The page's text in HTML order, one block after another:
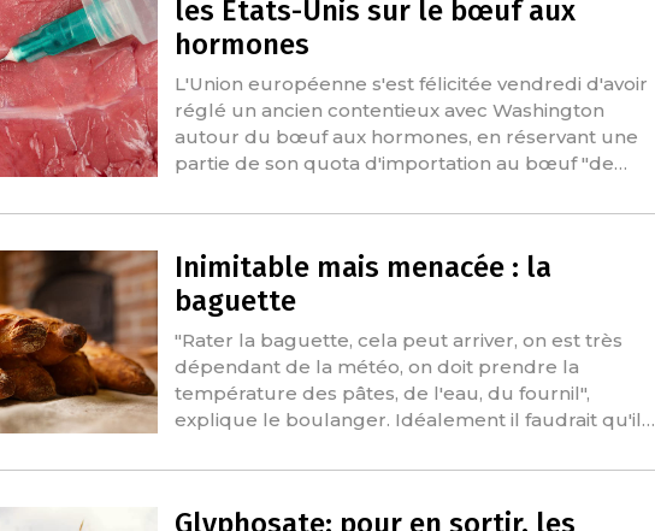
les Etats-Unis sur le bœuf aux
hormones
L'Union européenne s'est félicitée vendredi d'avoir
réglé un ancien contentieux avec Washington
autour du bœuf aux hormones, en réservant une
partie de son quota d'importation au bœuf "de…
Inimitable mais menacée : la
baguette
"Rater la baguette, cela peut arriver, on est très
dépendant de la météo, on doit prendre la
température des pâtes, de l'eau, du fournil",
explique le boulanger. Idéalement il faudrait qu'il…
Glyphosate: pour en sortir, les